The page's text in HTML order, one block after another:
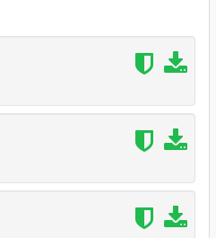
Note：must be to keep the
Chinese（please check the
permission, shall not be
or uploaded to other websites
，post in 》》》
1.html 《《《please.